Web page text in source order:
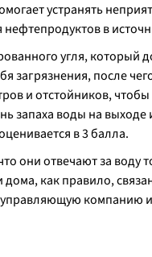
устранять
нефтепродуктов в
угля, который
загрязнения, после
и отстойников,
запаха воды на выходе
в 3 балла.
они отвечают за воду
как правило,
управляющую компанию